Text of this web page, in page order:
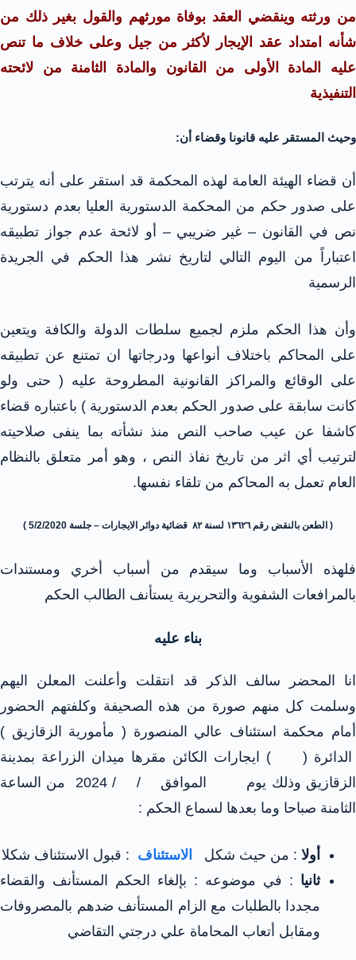
من ورثته وينقضي العقد بوفاة مورثهم والقول بغير ذلك من
شأنه امتداد عقد الإيجار لأكثر من جيل وعلى خلاف ما تنص
عليه المادة الأولى من القانون والمادة الثامنة من لائحته
التنفيذية
وحيث المستقر عليه قانونا وقضاء أن:
أن قضاء الهيئة العامة لهذه المحكمة قد استقر على أنه يترتب
على صدور حكم من المحكمة الدستورية العليا بعدم دستورية
نص في القانون – غير ضريبي – أو لائحة عدم جواز تطبيقه
اعتباراً من اليوم التالي لتاريخ نشر هذا الحكم في الجريدة
الرسمية
وأن هذا الحكم ملزم لجميع سلطات الدولة والكافة ويتعين
على المحاكم باختلاف أنواعها ودرجاتها ان تمتنع عن تطبيقه
على الوقائع والمراكز القانونية المطروحة عليه ( حتى ولو
كانت سابقة على صدور الحكم بعدم الدستورية ) باعتباره قضاء
كاشفا عن عيب صاحب النص منذ نشأته بما ينفى صلاحيته
لترتيب أي اثر من تاريخ نفاذ النص ، وهو أمر متعلق بالنظام
العام تعمل به المحاكم من تلقاء نفسها.
( الطعن بالنقض رقم ١٣٦٢٦ لسنة ٨٢ قضائية دوائر الايجارات – جلسة 5/2/2020 )
فلهذه الأسباب وما سيقدم من أسباب أخري ومستندات
بالمرافعات الشفوية والتحريرية يستأنف الطالب الحكم
بناء عليه
انا المحضر سالف الذكر قد انتقلت وأعلنت المعلن اليهم
وسلمت كل منهم صورة من هذه الصحيفة وكلفتهم الحضور
أمام محكمة استئناف عالي المنصورة ( مأمورية الزقازيق )
الدائرة ( ) ايجارات الكائن مقرها ميدان الزراعة بمدينة
الزقازيق وذلك يوم الموافق / / 2024 من الساعة
الثامنة صباحا وما بعدها لسماع الحكم :
أولا : من حيث شكل الاستئناف : قبول الاستئناف شكلا
ثانيا : في موضوعه : بإلغاء الحكم المستأنف والقضاء
مجددا بالطلبات مع الزام المستأنف ضدهم بالمصروفات
ومقابل أتعاب المحاماة علي درجتي التقاضي